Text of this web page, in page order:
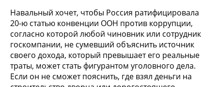
Навальный хочет, чтобы Россия ратифицировала
20-ю статью конвенции ООН против коррупции,
согласно которой любой чиновник или сотрудник
госкомпании, не сумевший объяснить источник
своего дохода, который превышает его реальные
траты, может стать фигурантом уголовного дела.
Если он не сможет пояснить, где взял деньги на